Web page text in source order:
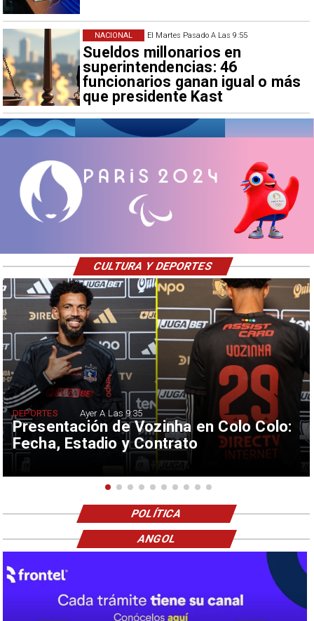
El Martes Pasado A Las 9:55
Sueldos millonarios en
superintendencias: 46
funcionarios ganan igual o más
que presidente Kast
NACIONAL
Presentación de Vozinha en Colo Colo:
Fecha, Estadio y Contrato
DEPORTES Ayer A Las 9:35
CULTURA Y DEPORTES
POLÍTICA
ANGOL